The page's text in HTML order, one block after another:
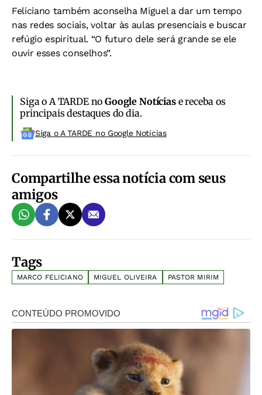
Feliciano também aconselha Miguel a dar um tempo
nas redes sociais, voltar às aulas presenciais e buscar
refúgio espiritual. “O futuro dele será grande se ele
ouvir esses conselhos”.
Siga o A TARDE noGoogle Notíciase receba os
principais destaques do dia.
Siga o A TARDE no Google Noticias
Compartilhe essa notícia com seus
amigos
Tags
MARCO FELICIANO MIGUEL OLIVEIRA PASTOR MIRIM